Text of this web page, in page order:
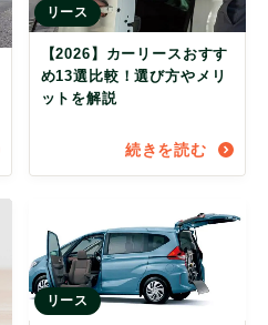
リース
【2026】カーリースおすす
め13選比較！選び方やメリ
ットを解説
続きを読む
リース